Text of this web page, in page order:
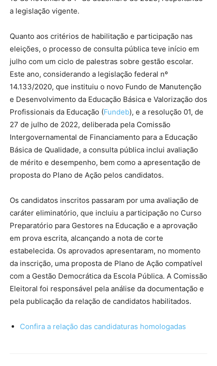
a legislação vigente.
Quanto aos critérios de habilitação e participação nas
eleições, o processo de consulta pública teve início em
julho com um ciclo de palestras sobre gestão escolar.
Este ano, considerando a legislação federal nº
14.133/2020, que instituiu o novo Fundo de Manutenção
e Desenvolvimento da Educação Básica e Valorização dos
Profissionais da Educação (Fundeb), e a resolução 01, de
27 de julho de 2022, deliberada pela Comissão
Intergovernamental de Financiamento para a Educação
Básica de Qualidade, a consulta pública inclui avaliação
de mérito e desempenho, bem como a apresentação de
proposta do Plano de Ação pelos candidatos.
Os candidatos inscritos passaram por uma avaliação de
caráter eliminatório, que incluiu a participação no Curso
Preparatório para Gestores na Educação e a aprovação
em prova escrita, alcançando a nota de corte
estabelecida. Os aprovados apresentaram, no momento
da inscrição, uma proposta de Plano de Ação compatível
com a Gestão Democrática da Escola Pública. A Comissão
Eleitoral foi responsável pela análise da documentação e
pela publicação da relação de candidatos habilitados.
Confira a relação das candidaturas homologadas